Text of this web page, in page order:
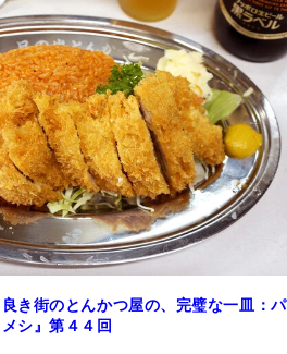
良き街のとんかつ屋の、完璧な一皿：パ
シ』第４４回